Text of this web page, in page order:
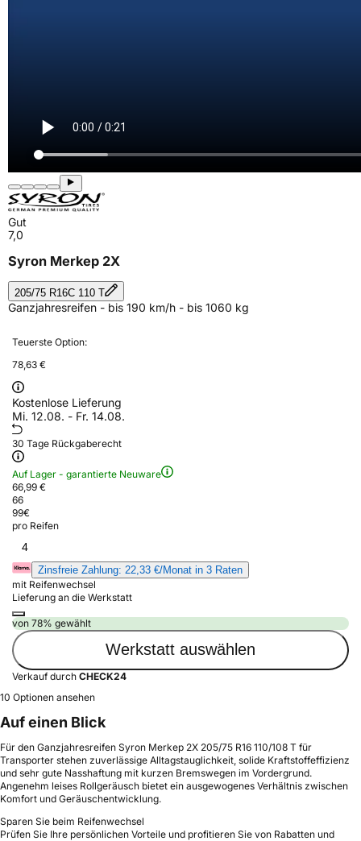
Gut
7,0
Syron Merkep 2X
205/75 R16C 110 T
Ganzjahresreifen - bis 190 km/h - bis 1060 kg
Teuerste Option:
78,63 €
Kostenlose Lieferung
Mi. 12.08. - Fr. 14.08.
30 Tage Rückgaberecht
Auf Lager - garantierte Neuware
66,99 €
66
99€
pro Reifen
4
Zinsfreie Zahlung: 22,33 €/Monat in 3 Raten
mit Reifenwechsel
Lieferung an die Werkstatt
von 78% gewählt
Werkstatt auswählen
Verkauf durch CHECK24
10 Optionen ansehen
Auf einen Blick
Für den Ganzjahresreifen Syron Merkep 2X 205/75 R16 110/108 T für
Transporter stehen zuverlässige Alltagstauglichkeit, solide Kraftstoffeffizienz
und sehr gute Nasshaftung mit kurzen Bremswegen im Vordergrund.
Angenehm leises Rollgeräusch bietet ein ausgewogenes Verhältnis zwischen
Komfort und Geräuschentwicklung.
Sparen Sie beim Reifenwechsel
Prüfen Sie Ihre persönlichen Vorteile und profitieren Sie von Rabatten und